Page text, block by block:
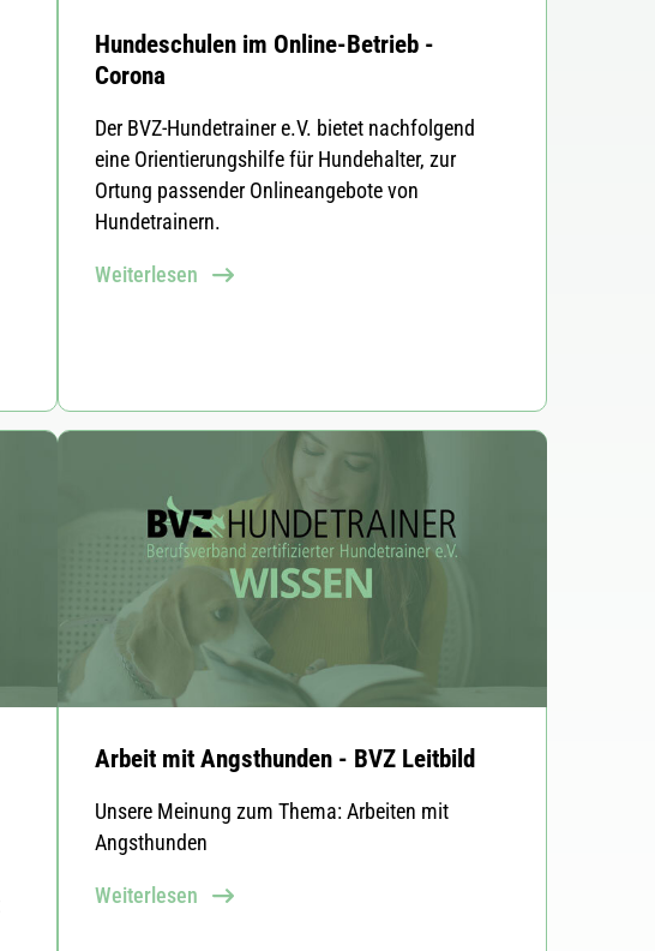
Hundeschulen im Online-Betrieb -
Corona
Der BVZ-Hundetrainer e.V. bietet nachfolgend
eine Orientierungshilfe für Hundehalter, zur
Ortung passender Onlineangebote von
Hundetrainern.
Weiterlesen
Arbeit mit Angsthunden - BVZ Leitbild
Unsere Meinung zum Thema: Arbeiten mit
Angsthunden
Weiterlesen